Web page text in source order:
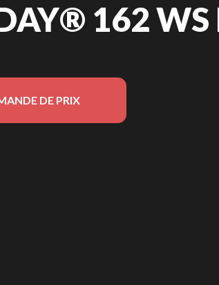
162
DE PRIX